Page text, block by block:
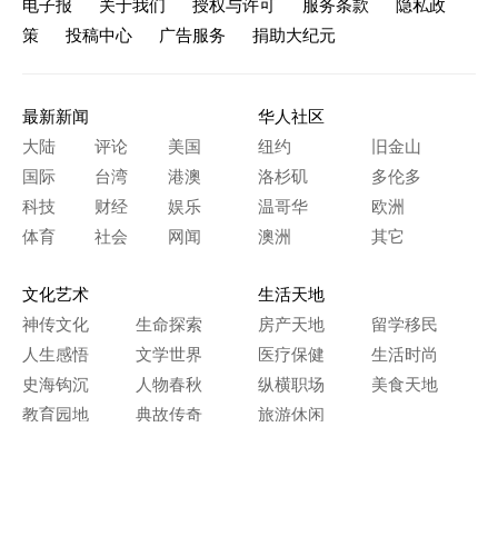
电子报 关于我们 授权与许可 服务条款
隐私政
策
投稿中心 广告服务 捐助大纪元
最新新闻
大陆
评论
美国
国际
台湾
港澳
科技
财经
娱乐
体育
社会 网闻
华人社区
纽约
旧金山
洛杉矶
多伦多
温哥华
欧洲
澳洲
其它
文化艺术
神传文化
生命探索
人生感悟
文学世界
史海钩沉
人物春秋
教育园地
典故传奇
生活天地
房产天地
留学移民
医疗保健
生活时尚
纵横职场
美食天地
旅游休闲